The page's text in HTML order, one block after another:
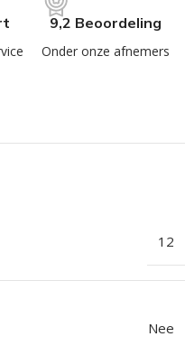
9,2 Beoordeling
Onder onze afnemers
12
Nee